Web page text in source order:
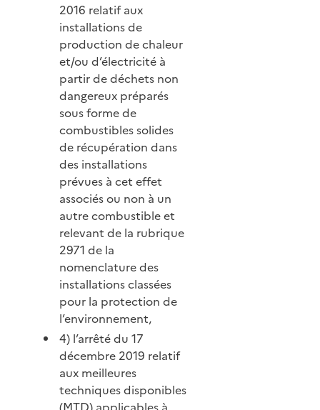
2016 relatif aux
installations de
production de chaleur
et/ou d’électricité à
partir de déchets non
dangereux préparés
sous forme de
combustibles solides
de récupération dans
des installations
prévues à cet effet
associés ou non à un
autre combustible et
relevant de la rubrique
2971 de la
nomenclature des
installations classées
pour la protection de
l’environnement,
4) l’arrêté du 17
décembre 2019 relatif
aux meilleures
techniques disponibles